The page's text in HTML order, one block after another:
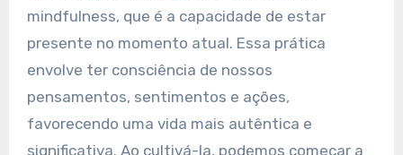
mindfulness, que é a capacidade de estar
presente no momento atual. Essa prática
envolve ter consciência de nossos
pensamentos, sentimentos e ações,
favorecendo uma vida mais autêntica e
significativa. Ao cultivá-la, podemos começar a